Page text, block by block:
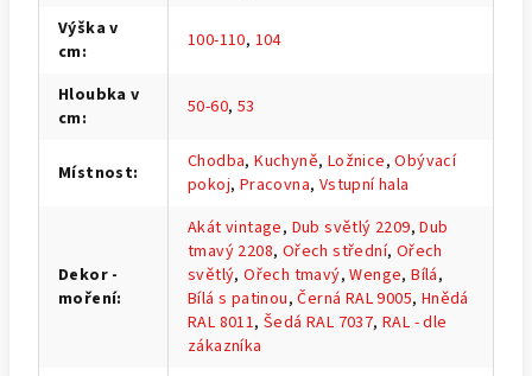
Výška v
cm: 100-110, 104
Hloubka v
cm: 50-60, 53
Místnost: Chodba,Kuchyně, Ložnice,Obývací
pokoj, Pracovna, Vstupní hala
Dekor -
moření:
Akát vintage, Dub světlý 2209,Dub
tmavý 2208, Ořech střední, Ořech
světlý,Ořech tmavý,Wenge,Bílá,
Bílá s patinou,Černá RAL 9005, Hnědá
RAL 8011,Šedá RAL 7037,RAL - dle
zákazníka